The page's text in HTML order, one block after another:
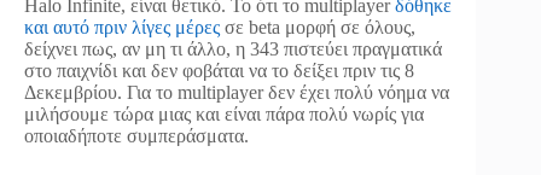
Halo Infinite, είναι θετικό. Το ότι το multiplayerδόθηκε
και αυτό πριν λίγες μέρες σε beta μορφή σε όλους,
δείχνει πως, αν μη τι άλλο, η 343 πιστεύει πραγματικά
στο παιχνίδι και δεν φοβάται να το δείξει πριν τις 8
Δεκεμβρίου. Για το multiplayer δεν έχει πολύ νόημα να
μιλήσουμε τώρα μιας και είναι πάρα πολύ νωρίς για
οποιαδήποτε συμπεράσματα.